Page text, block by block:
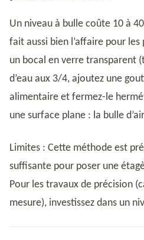
Un niveau à bulle coûte 10 à
fait aussi bien l’affaire pour
un bocal en verre transparent
d’eau aux 3/4, ajoutez une
alimentaire et fermez-le
une surface plane : la bulle
Limites : Cette méthode est
suffisante pour poser une
Pour les travaux de précision
mesure), investissez dans un